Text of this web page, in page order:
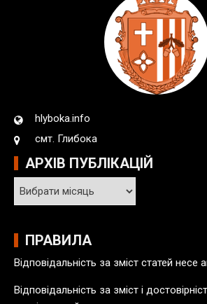
hlyboka.info
смт. Глибока
АРХІВ ПУБЛІКАЦІЙ
А
р
і
п
у
ПРАВИЛА
Відповідальність за зміст статей несе
Відповідальність за зміст і